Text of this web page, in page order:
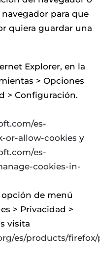
para que
quiera guardar una
Explorer, en la
> Opciones
> Configuración.
es-
or-allow-cookies y
es-
cookies-in-
opción de menú
> Privacidad >
visita
es/products/